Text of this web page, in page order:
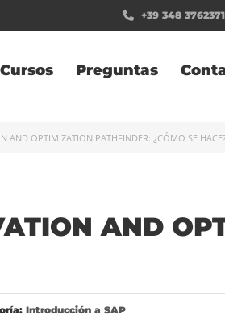
+39 348 3762371
Cursos Preguntas
AND OPTIMIZATION PATHFINDER: ¿CÓMO SE
AND
Introducción a SAP